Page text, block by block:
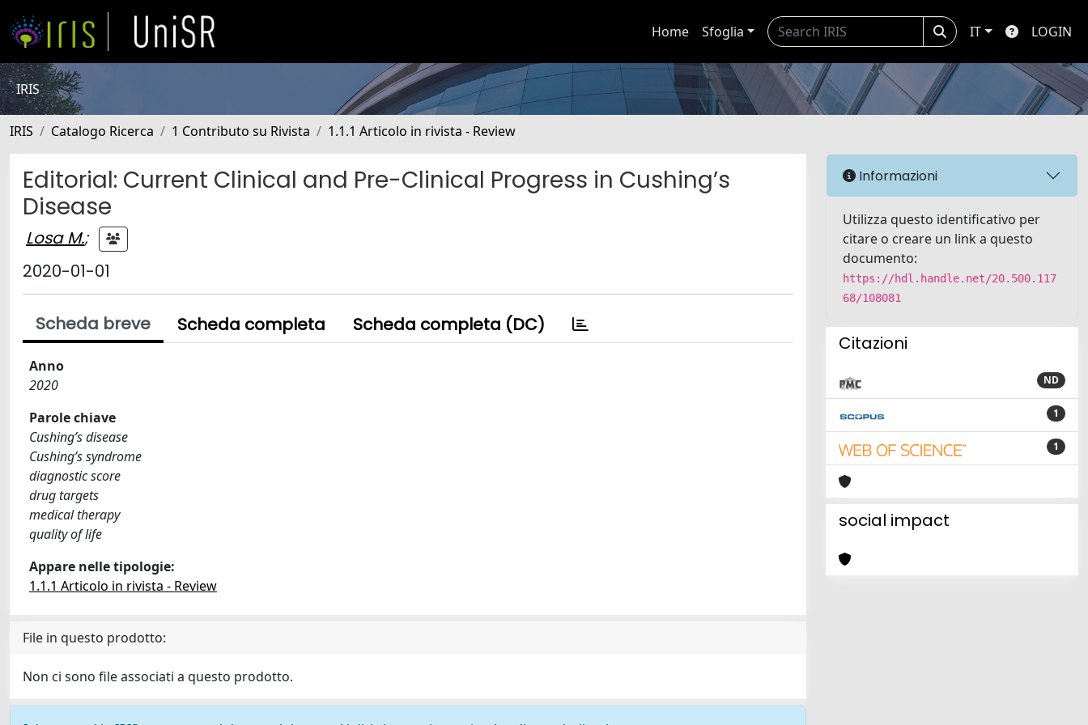
Home Sfoglia IT LOGIN
IRIS
IRIS Catalogo Ricerca 1 Contributo su Rivista 1.1.1 Articolo in rivista - Review
Editorial: Current Clinical and Pre-Clinical Progress in Cushing’s
Disease
Losa M.;
2020-01-01
Scheda breve Scheda completa Scheda completa (DC)
Anno
2020
Parole chiave
Cushing’s disease
Cushing’s syndrome
diagnostic score
drug targets
medical therapy
quality of life
Appare nelle tipologie:
1.1.1 Articolo in rivista - Review
File in questo prodotto:
Non ci sono file associati a questo prodotto.
Informazioni
Utilizza questo identificativo per
citare o creare un link a questo
documento:
https://hdl.handle.net/20.500.117
68/108081
Citazioni
ND
1
1
social impact